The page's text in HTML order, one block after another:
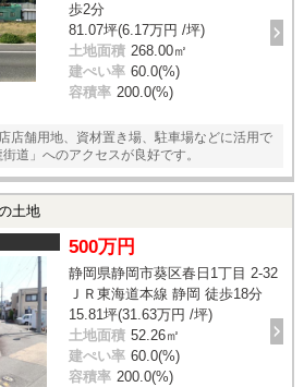
歩2分
81.07坪(6.17万円 /坪)
土地面積 268.00㎡
建ぺい率 60.0(%)
容積率 200.0(%)
店舗用地、資材置き場、駐車場などに活用で
道」へのアクセスが良好です。
土地
500万円
静岡県静岡市葵区春日1丁目 2-32
ＪＲ東海道本線 静岡 徒歩18分
15.81坪(31.63万円 /坪)
土地面積 52.26㎡
建ぺい率 60.0(%)
容積率 200.0(%)